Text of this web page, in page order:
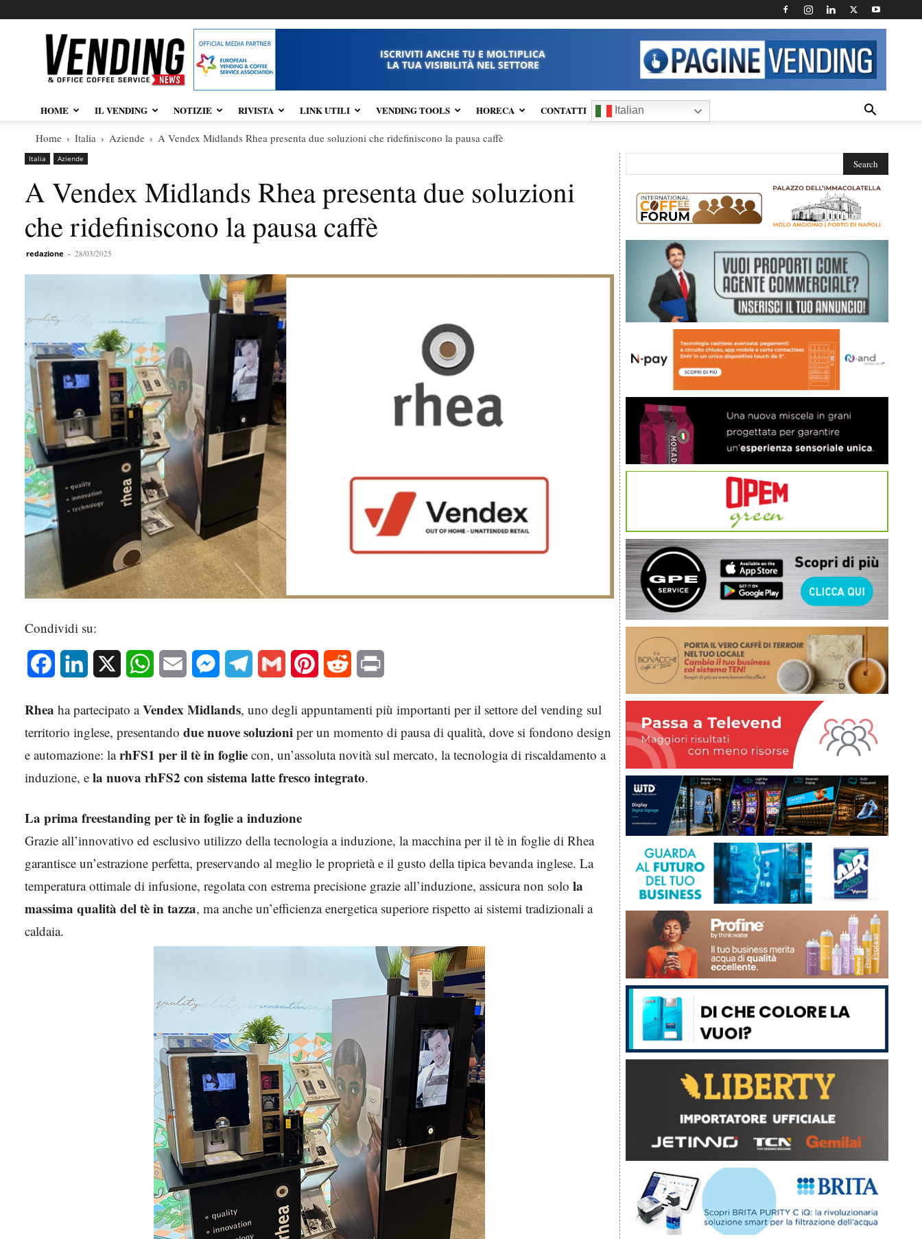
Vendingnews.it
ISCRIVITI ANCHE TU E MOLTIPLICA
LA TUA VISIBILITÀ NEL SETTORE
HOME IL VENDING NOTIZIE RIVISTA LINK UTILI VENDING TOOLS HORECA CONTATTI Italian
Home Italia Aziende A Vendex Midlands Rhea presenta due soluzioni che ridefiniscono la pausa caffè
Italia Aziende
A Vendex Midlands Rhea presenta due soluzioni
che ridefiniscono la pausa caffè
redazione - 28/03/2025
Condividi su:
Facebook LinkedIn WhatsAppEmail MessengerTelegram Gmail Pinterest Reddit
Rhea ha partecipato aVendex Midlands, uno degli appuntamenti più importanti per il settore del vending sul
territorio inglese, presentando due nuove soluzioni per un momento di pausa di qualità, dove si fondono design
e automazione: larhFS1 per il tè in foglie con, un’assoluta novità sul mercato, la tecnologia di riscaldamento a
induzione, e la nuova rhFS2 con sistema latte fresco integrato.
La prima freestanding per tè in foglie a induzione
Grazie all’innovativo ed esclusivo utilizzo della tecnologia a induzione, la macchina per il tè in foglie di Rhea
garantisce un’estrazione perfetta, preservando al meglio le proprietà e il gusto della tipica bevanda inglese. La
temperatura ottimale di infusione, regolata con estrema precisione grazie all’induzione, assicura non solo la
massima qualità del tè in tazza, ma anche un’efficienza energetica superiore rispetto ai sistemi tradizionali a
caldaia.